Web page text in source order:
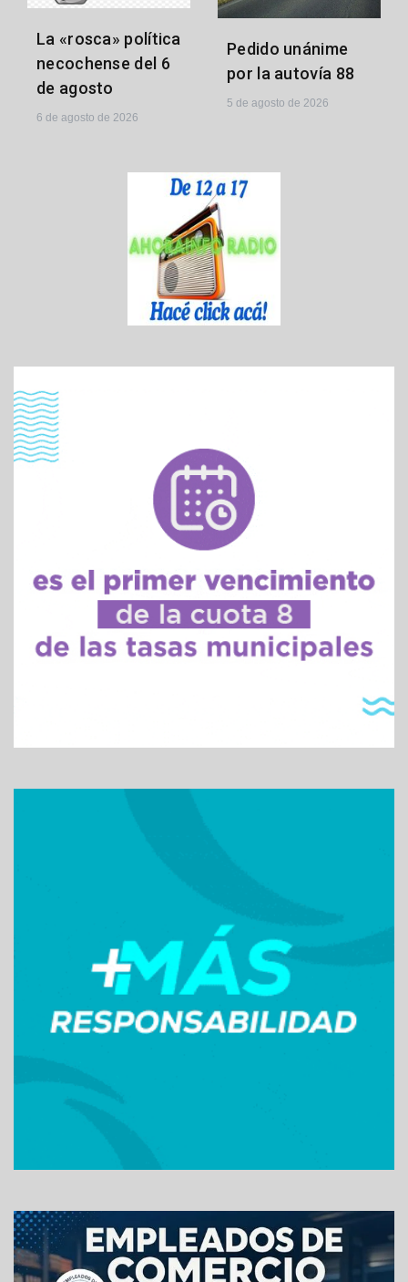
La «rosca» política
necochense del 6
de agosto
6 de agosto de 2026
Pedido unánime
por la autovía 88
5 de agosto de 2026